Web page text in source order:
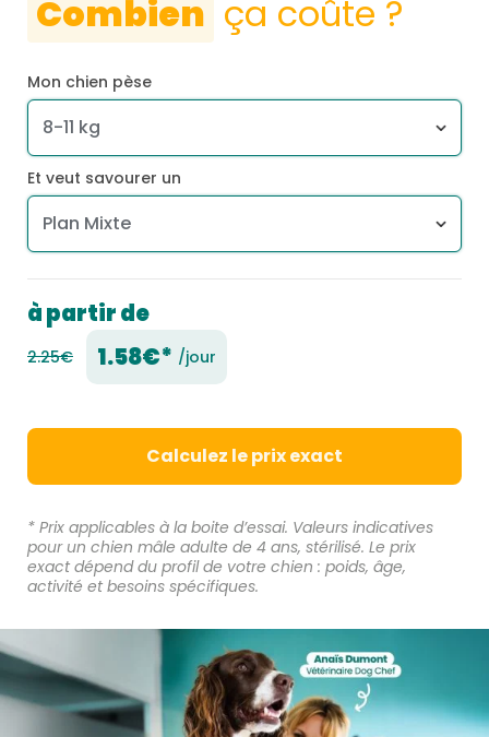
Combien ça coûte ?
Mon chien pèse
Et veut savourer un
à partir de
2.25€ 1.58€* /jour
Calculez le prix exact
* Prix applicables à la boite d’essai. Valeurs indicatives
pour un chien mâle adulte de 4 ans, stérilisé. Le prix
exact dépend du profil de votre chien : poids, âge,
activité et besoins spécifiques.